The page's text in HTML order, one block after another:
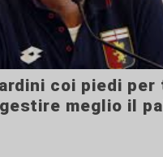
coi piedi per
meglio il